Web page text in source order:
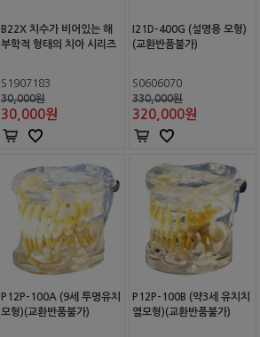
B22X 치수가 비어있는 해
부학적 형태의 치아 시리즈
S1907183
30,000원
30,000원
I21D-400G (설명용 모형)
(교환반품불가)
S0606070
330,000원
320,000원
P12P-100A (9세 투명유치
모형)(교환반품불가)
P12P-100B (약3세 유치치
열모형)(교환반품불가)